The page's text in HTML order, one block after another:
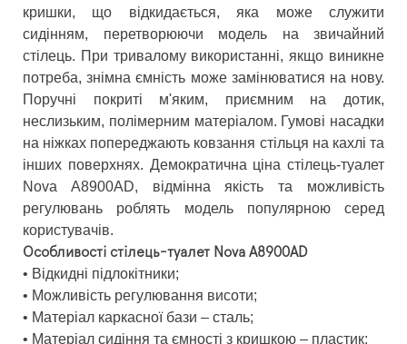
кришки, що відкидається, яка може служити
сидінням, перетворюючи модель на звичайний
стілець. При тривалому використанні, якщо виникне
потреба, знімна ємність може замінюватися на нову.
Поручні покриті м'яким, приємним на дотик,
неслизьким, полімерним матеріалом. Гумові насадки
на ніжках попереджають ковзання стільця на кахлі та
інших поверхнях. Демократична ціна стілець-туалет
Nova A8900AD, відмінна якість та можливість
регулювань роблять модель популярною серед
користувачів.
Особливості стілець-туалет Nova A8900AD
• Відкидні підлокітники;
• Можливість регулювання висоти;
• Матеріал каркасної бази – сталь;
• Матеріал сидіння та ємності з кришкою – пластик;